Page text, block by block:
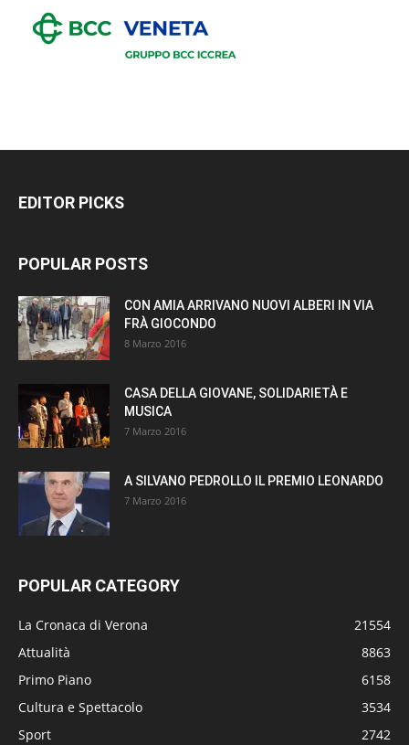
EDITOR PICKS
POPULAR POSTS
CON AMIA ARRIVANO NUOVI ALBERI IN VIA
FRÀ GIOCONDO
8 Marzo 2016
CASA DELLA GIOVANE, SOLIDARIETÀ E
MUSICA
7 Marzo 2016
A SILVANO PEDROLLO IL PREMIO LEONARDO
7 Marzo 2016
POPULAR CATEGORY
La Cronaca di Verona
21554
Attualità
8863
Primo Piano
6158
Cultura e Spettacolo
3534
Sport
2742